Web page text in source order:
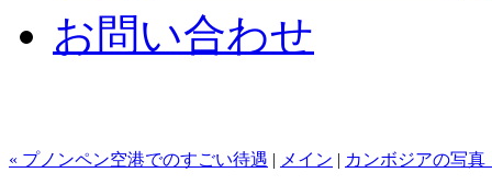
お問い合わせ
« プノンペン空港でのすごい待遇 | メイン | カンボジアの写真